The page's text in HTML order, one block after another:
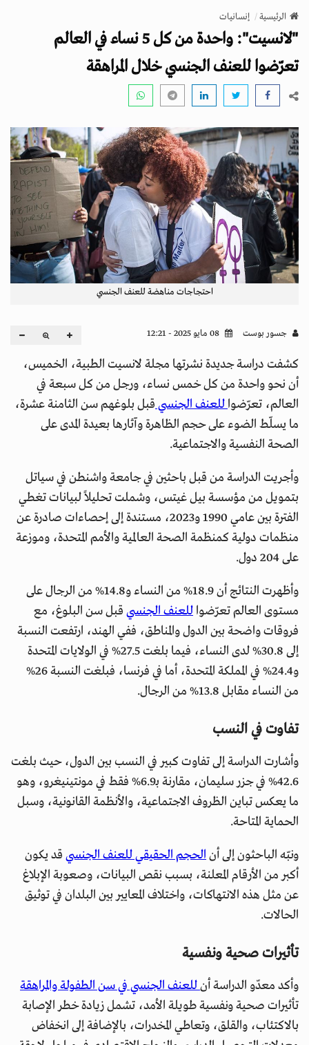
v
i
g
a
t
n
الرئيسية إنسانيات
"لانسيت": واحدة من كل 5 نساء في العالم
تعرّضوا للعنف الجنسي خلال المراهقة
احتجاجات مناهضة للعنف الجنسي
جسور بوست
كشفت دراسة جديدة نشرتها مجلة لانسيت الطبية، الخميس،
أن نحو واحدة من كل خمس نساء، ورجل من كل سبعة في
العالم، تعرّضوا للعنف الجنسي قبل بلوغهم سن الثامنة عشرة،
ما يسلّط الضوء على حجم الظاهرة وآثارها بعيدة المدى على
الصحة النفسية والاجتماعية.
وأجريت الدراسة من قبل باحثين في جامعة واشنطن في سياتل
بتمويل من مؤسسة بيل غيتس، وشملت تحليلاً لبيانات تغطي
الفترة بين عامي 1990 و2023، مستندة إلى إحصاءات صادرة عن
منظمات دولية كمنظمة الصحة العالمية والأمم المتحدة، وموزعة
على 204 دول.
وأظهرت النتائج أن 18.9% من النساء و14.8% من الرجال على
مستوى العالم تعرّضوا للعنف الجنسي قبل سن البلوغ، مع
فروقات واضحة بين الدول والمناطق، ففي الهند، ارتفعت النسبة
إلى 30.8% لدى النساء، فيما بلغت 27.5% في الولايات المتحدة
و24.4% في المملكة المتحدة، أما في فرنسا، فبلغت النسبة 26%
من النساء مقابل 13.8% من الرجال.
تفاوت في النسب
وأشارت الدراسة إلى تفاوت كبير في النسب بين الدول، حيث بلغت
42.6% في جزر سليمان، مقارنة بـ6.9% فقط في مونتينيغرو، وهو
ما يعكس تباين الظروف الاجتماعية، والأنظمة القانونية، وسبل
الحماية المتاحة.
ونبّه الباحثون إلى أن الحجم الحقيقي للعنف الجنسي قد يكون
أكبر من الأرقام المعلنة، بسبب نقص البيانات، وصعوبة الإبلاغ
عن مثل هذه الانتهاكات، واختلاف المعايير بين البلدان في توثيق
الحالات.
تأثيرات صحية ونفسية
وأكد معدّو الدراسة أنللعنف الجنسي في سن الطفولة والمراهقة
تأثيرات صحية ونفسية طويلة الأمد، تشمل زيادة خطر الإصابة
بالاكتئاب، والقلق، وتعاطي المخدرات، بالإضافة إلى انخفاض